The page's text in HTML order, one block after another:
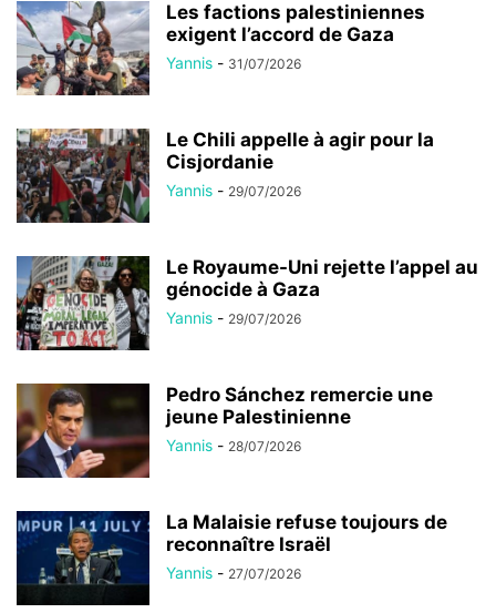
Les factions palestiniennes
exigent l’accord de Gaza
Yannis - 31/07/2026
Le Chili appelle à agir pour la
Cisjordanie
Yannis - 29/07/2026
Le Royaume-Uni rejette l’appel au
génocide à Gaza
Yannis - 29/07/2026
Pedro Sánchez remercie une
jeune Palestinienne
Yannis - 28/07/2026
La Malaisie refuse toujours de
reconnaître Israël
Yannis - 27/07/2026